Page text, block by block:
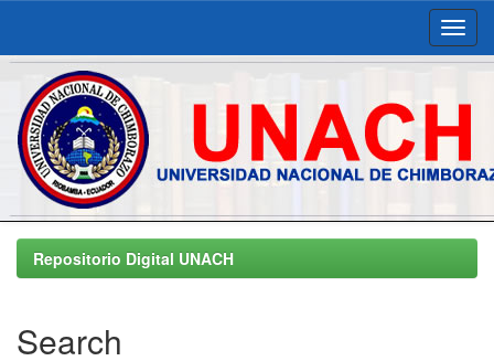
Skip
navigationRepositorio Digital UNACH
Search